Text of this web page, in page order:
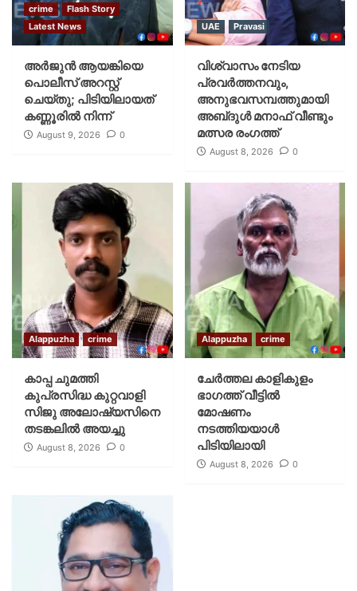
crime
Flash Story
Latest News
അർജുൻ ആയങ്കിയെ
പൊലീസ് അറസ്റ്റ്
ചെയ്‌തു; പിടിയിലായത്
കണ്ണൂരിൽ നിന്ന്
August 9, 2026 0
UAE Pravasi
വിശ്വാസം നേടിയ
പ്രവർത്തനവും,
അനുഭവസമ്പത്തുമായി
അബ്‌ദുൾ മനാഫ് വീണ്ടും
മത്സര രംഗത്ത്
August 8, 2026 0
Alappuzha crime
കാപ്പ ചുമത്തി
കുപ്രസിദ്ധ കുറ്റവാളി
സിജു അലോഷ്യസിനെ
തടങ്കലിൽ അയച്ചു
August 8, 2026 0
Alappuzha crime
ചേർത്തല കാളികുളം
ഭാഗത്ത് വീട്ടിൽ
മോഷണം
നടത്തിയയാൾ
പിടിയിലായി
August 8, 2026 0